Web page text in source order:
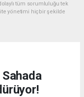
tüm sorumluluğu tek
yönetimi hiçbir şekilde
Sahada